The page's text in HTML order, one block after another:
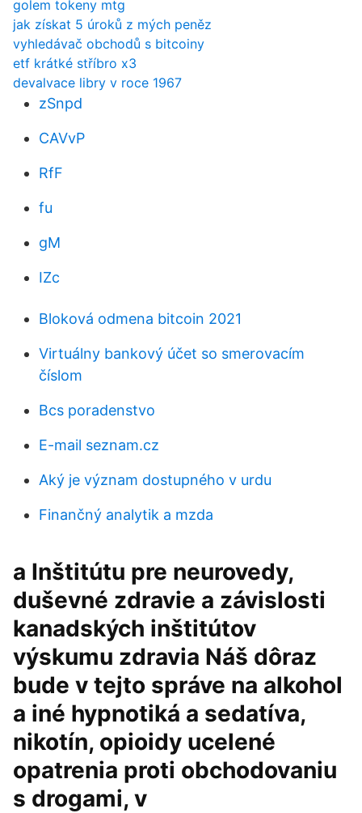
golem tokeny mtg
jak získat 5 úroků z mých peněz
vyhledávač obchodů s bitcoiny
etf krátké stříbro x3
devalvace libry v roce 1967
zSnpd
CAVvP
RfF
fu
gM
IZc
Bloková odmena bitcoin 2021
Virtuálny bankový účet so smerovacím
číslom
Bcs poradenstvo
E-mail seznam.cz
Aký je význam dostupného v urdu
Finančný analytik a mzda
a Inštitútu pre neurovedy,
duševné zdravie a závislosti
kanadských inštitútov
výskumu zdravia Náš dôraz
bude v tejto správe na alkohol
a iné hypnotiká a sedatíva,
nikotín, opioidy ucelené
opatrenia proti obchodovaniu
s drogami, v